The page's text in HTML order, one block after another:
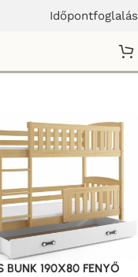
Időpontfoglalás
BUNK 190X80 FENYŐ